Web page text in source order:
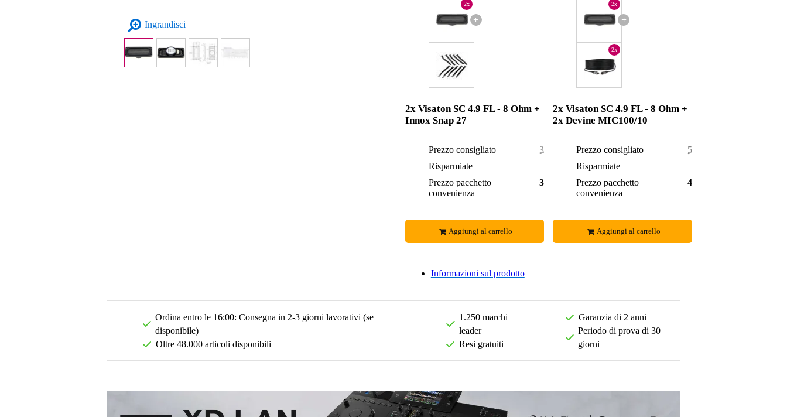
Ingrandisci +
2x
2x Visaton SC 4.9 FL - 8 Ohm +
Innox Snap 27
Prezzo consigliato
38,10 €
Risparmiate
Prezzo pacchetto
convenienza
35,00 €
Aggiungi al carrello
+
2x
2x
2x Visaton SC 4.9 FL - 8 Ohm +
2x Devine MIC100/10
Prezzo consigliato
52,50 €
Risparmiate
Prezzo pacchetto
convenienza
48,00 €
Aggiungi al carrello
Informazioni sul prodotto
Ordina entro le 16:00: Consegna in 2-3 giorni lavorativi (se
disponibile)
Oltre 48.000 articoli disponibili
1.250 marchi
leader
Resi gratuiti
Garanzia di 2 anni
Periodo di prova di 30
giorni